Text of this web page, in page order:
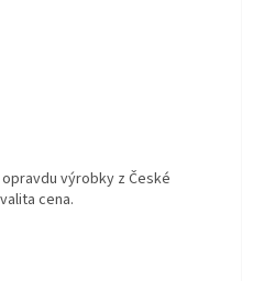
je 5 z 5 hvězdiček.
výrobky z České
cena.
je 5 z 5 hvězdiček.